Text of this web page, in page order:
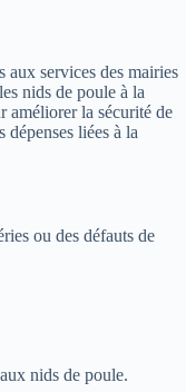
aux services des mairies
nids de poule à la
améliorer la sécurité de
liées à la
ou des défauts de
nids de poule.